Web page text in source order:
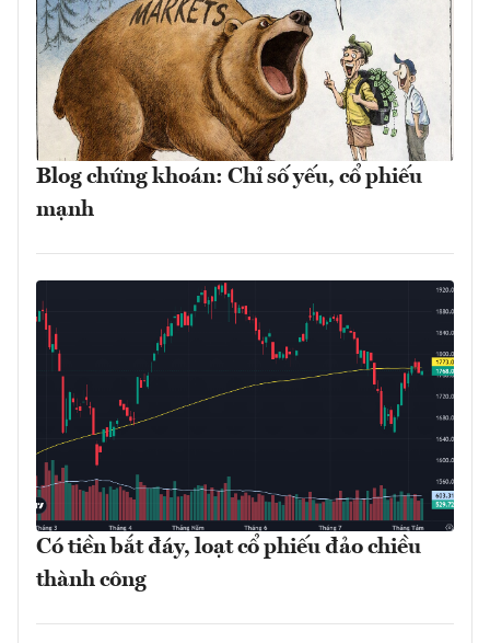
Blog chứng khoán: Chỉ số yếu, cổ phiếu
mạnh
Có tiền bắt đáy, loạt cổ phiếu đảo chiều
thành công